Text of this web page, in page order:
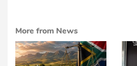
More from News